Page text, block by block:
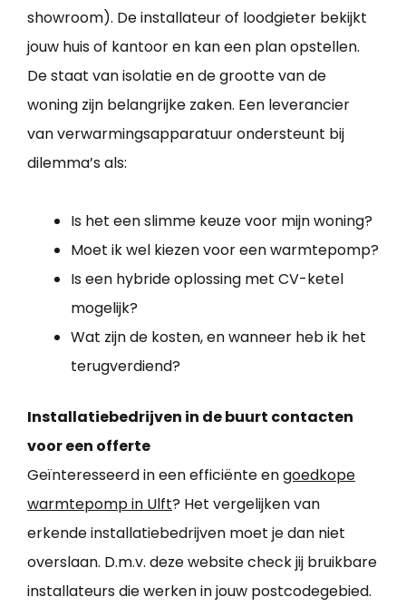
showroom). De installateur of loodgieter bekijkt
jouw huis of kantoor en kan een plan opstellen.
De staat van isolatie en de grootte van de
woning zijn belangrijke zaken. Een leverancier
van verwarmingsapparatuur ondersteunt bij
dilemma’s als:
Is het een slimme keuze voor mijn woning?
Moet ik wel kiezen voor een warmtepomp?
Is een hybride oplossing met CV-ketel
mogelijk?
Wat zijn de kosten, en wanneer heb ik het
terugverdiend?
Installatiebedrijven in de buurt contacten
voor een offerte
Geïnteresseerd in een efficiënte engoedkope
warmtepomp in Ulft? Het vergelijken van
erkende installatiebedrijven moet je dan niet
overslaan. D.m.v. deze website check jij bruikbare
installateurs die werken in jouw postcodegebied.